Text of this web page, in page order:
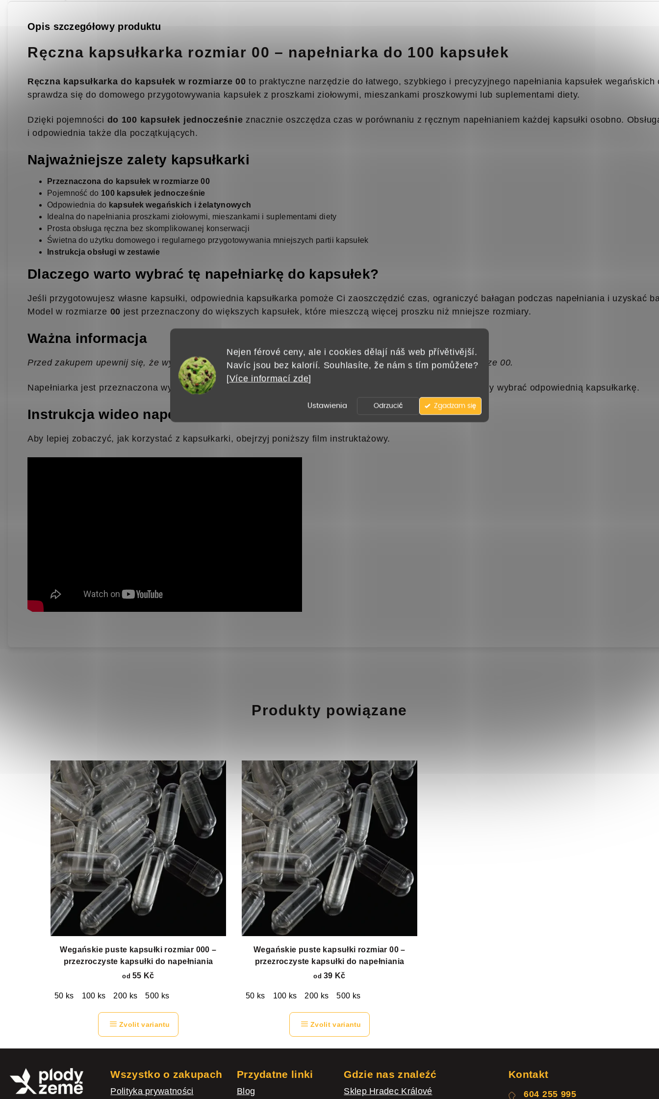
Nejen férové ceny, ale i cookies dělají náš web přívětivější.
Navíc jsou bez kalorií. Souhlasíte, že nám s tím pomůžete?
[Více informací zde]
Zgadzam się
Odrzucić
Ustawienia
Opis szczegółowy produktu
Ręczna kapsułkarka rozmiar 00 – napełniarka do 100 kapsułek
Ręczna kapsułkarka do kapsułek w rozmiarze 00 to praktyczne narzędzie do łatwego, szybkiego i precyzyjnego napełniania kapsułek
sprawdza się do domowego przygotowywania kapsułek z proszkami ziołowymi, mieszankami proszkowymi lub suplementami diety.
Dzięki pojemności do 100 kapsułek jednocześnie znacznie oszczędza czas w porównaniu z ręcznym napełnianiem każdej kapsułki osobno.
i odpowiednia także dla początkujących.
Najważniejsze zalety kapsułkarki
Przeznaczona do kapsułek w rozmiarze 00
Pojemność do 100 kapsułek jednocześnie
Odpowiednia do kapsułek wegańskich i żelatynowych
Idealna do napełniania proszkami ziołowymi, mieszankami i suplementami diety
Prosta obsługa ręczna bez skomplikowanej konserwacji
Świetna do użytku domowego i regularnego przygotowywania mniejszych partii kapsułek
Instrukcja obsługi w zestawie
Dlaczego warto wybrać tę napełniarkę do kapsułek?
Jeśli przygotowujesz własne kapsułki, odpowiednia kapsułkarka pomoże Ci zaoszczędzić czas, ograniczyć bałagan podczas napełniania i uzyskać
Model w rozmiarze 00 jest przeznaczony do większych kapsułek, które mieszczą więcej proszku niż mniejsze rozmiary.
Ważna informacja
Przed zakupem upewnij się, że wybierasz właściwy rozmiar napełniarki oraz odpowiednie kapsułki w rozmiarze 00.
Napełniarka jest przeznaczona wyłącznie do . Do innych rozmiarów kapsułek należy wybrać odpowiednią kapsułkarkę.
Instrukcja wideo napełniania kapsułek
Aby lepiej zobaczyć, jak korzystać z kapsułkarki, obejrzyj poniższy film instruktażowy.
Produkty powiązane
Wegańskie puste kapsułki rozmiar 000 –
przezroczyste kapsułki do napełniania
od 55 Kč
50 ks 100 ks 200 ks 500 ks
Zvolit variantu
Wegańskie puste kapsułki rozmiar 00 –
przezroczyste kapsułki do napełniania
od 39 Kč
50 ks 100 ks 200 ks 500 ks
Zvolit variantu
t
o
Wszystko o zakupach
Polityka prywatności
Przydatne linki
Blog
Gdzie nas znaleźć
Sklep Hradec Králové
Kontakt
604 255 995